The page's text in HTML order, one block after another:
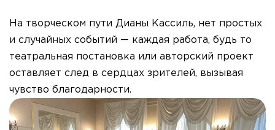
На творческом пути Дианы Кассиль, нет простых
и случайных событий — каждая работа, будь то
театральная постановка или авторский проект
оставляет след в сердцах зрителей, вызывая
чувство благодарности.